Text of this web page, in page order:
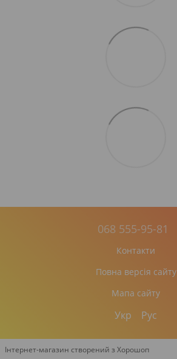
068 555-95-81
Контакти
Повна версія сайту
Мапа сайту
Укр Рус
Інтернет-магазин створений з Хорошоп